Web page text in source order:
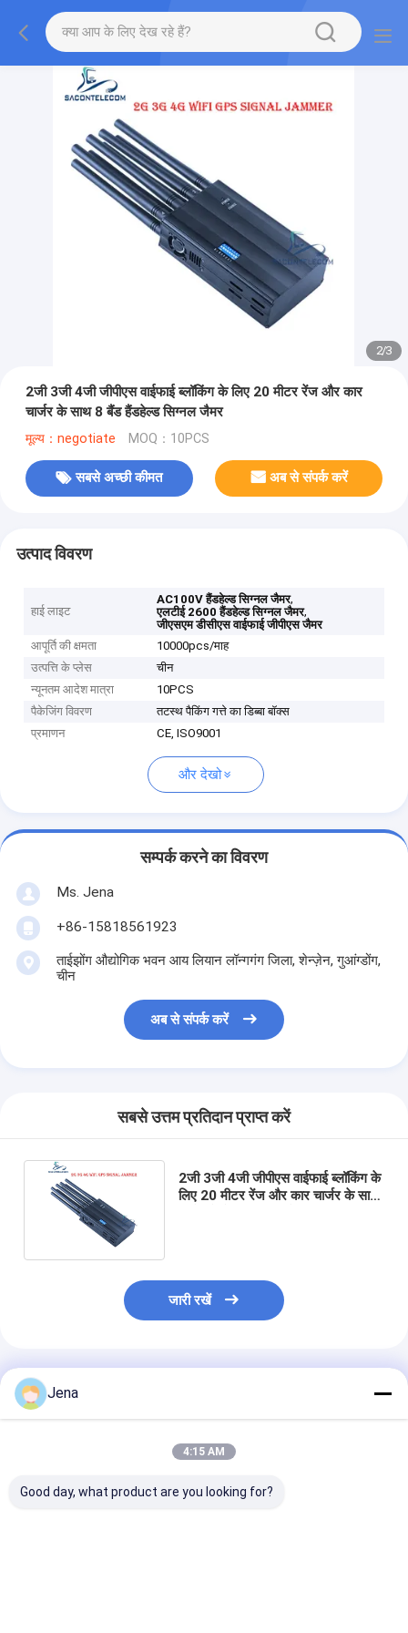
2/3
2जी 3जी 4जी जीपीएस वाईफाई ब्लॉकिंग के लिए 20 मीटर रेंज और कार
चार्जर के साथ 8 बैंड हैंडहेल्ड सिग्नल जैमर
मूल्य：negotiate MOQ：10PCS
सबसे अच्छी कीमत अब से संपर्क करें
उत्पाद विवरण
हाई लाइट
AC100V हैंडहेल्ड सिग्नल जैमर,
एलटीई 2600 हैंडहेल्ड सिग्नल जैमर,
जीएसएम डीसीएस वाईफाई जीपीएस जैमर
आपूर्ति की क्षमता
10000pcs/माह
उत्पत्ति के प्लेस
चीन
न्यूनतम आदेश मात्रा
10PCS
पैकेजिंग विवरण
तटस्थ पैकिंग गत्ते का डिब्बा बॉक्स
प्रमाणन
CE, ISO9001
और देखो
सम्पर्क करने का विवरण
Ms. Jena
+86-15818561923
ताईझोंग औद्योगिक भवन आय लियान लॉन्गगंग जिला, शेन्ज़ेन, गुआंग्डोंग,
चीन
अब से संपर्क करें
सबसे उत्तम प्रतिदान प्राप्त करें
2जी 3जी 4जी जीपीएस वाईफाई ब्लॉकिंग के
लिए 20 मीटर रेंज और कार चार्जर के साथ
जारी रखें
अनुशंसित उत्पाद
Jena
4:15 AM
Good day, what product are you looking for?